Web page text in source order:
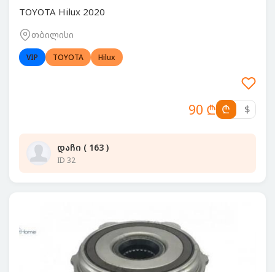
TOYOTA Hilux 2020
თბილისი
VIP TOYOTA Hilux
90 ₾ ₾ $
დაჩი ( 163 )
ID 32